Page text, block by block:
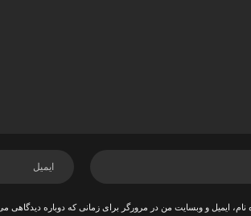
نام، ایمیل و وبسایت من در مرورگر برای زمانی که دوباره دیدگاهی